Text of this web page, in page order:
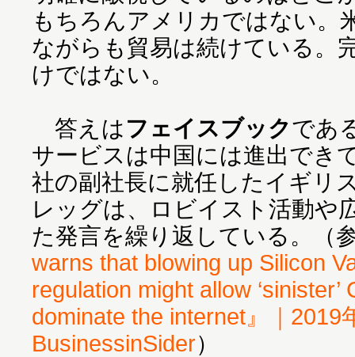
もちろんアメリカではない。
ながらも貿易は続けている。
けではない。
答えはフェイスブックであ
サービスは中国には進出でき
社の副社長に就任したイギリ
レッグは、ロビイスト活動や
た発言を繰り返している。（
warns that blowing up Silicon
regulation might allow
dominate the internet』｜2019
BusinessinSider）